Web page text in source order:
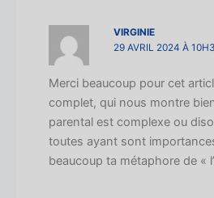
VIRGINIE
29 AVRIL 2024 À
Merci beaucoup pour cet
complet, qui nous montre
parental est complexe ou
toutes ayant sont
beaucoup ta métaphore de «